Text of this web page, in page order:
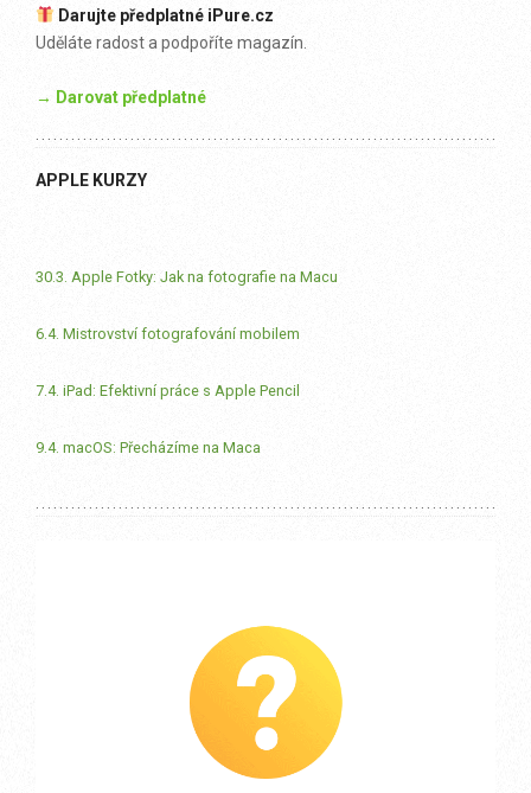
Darujte předplatné iPure.cz
Uděláte radost a podpoříte magazín.
→ Darovat předplatné
APPLE KURZY
30.3. Apple Fotky: Jak na fotografie na Macu
6.4. Mistrovství fotografování mobilem
7.4. iPad: Efektivní práce s Apple Pencil
9.4. macOS: Přecházíme na Maca